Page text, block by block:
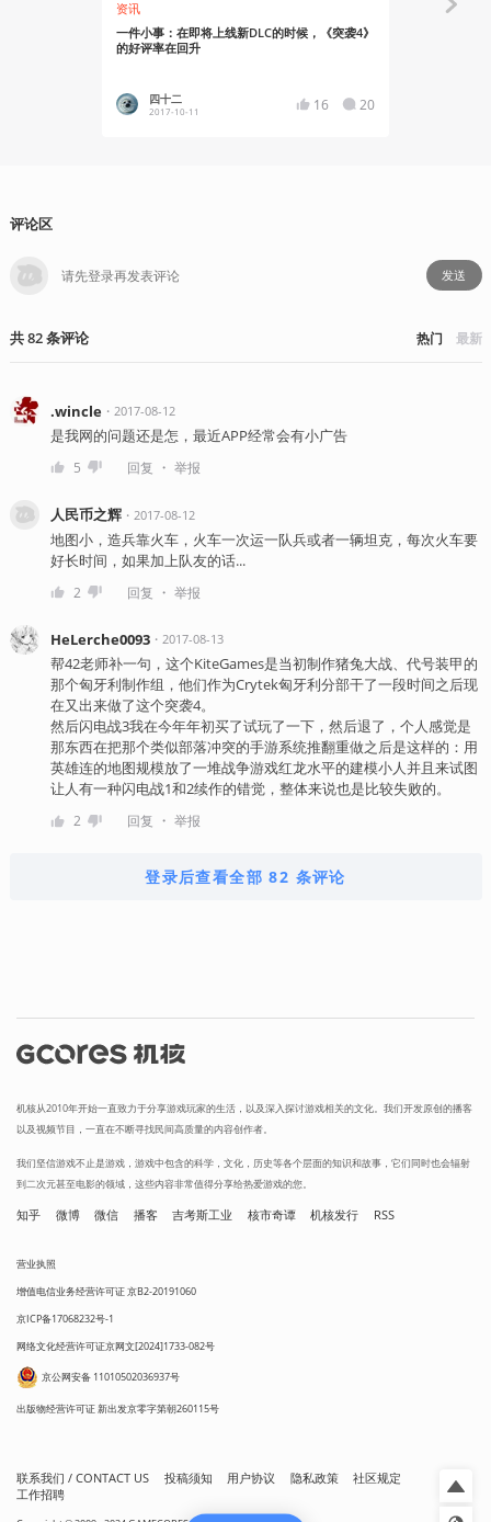
资讯
一件小事：在即将上线新DLC的时候，《突袭4》
的好评率在回升
四十二
2017-10-11 16 20
Gadio News
评论区
发送
共82条评论 热门 最新
.wincle・ 2017-08-12
是我网的问题还是怎，最近APP经常会有小广告
5 回复 ・ 举报
人民币之辉・ 2017-08-12
地图小，造兵靠火车，火车一次运一队兵或者一辆坦克，每次火车要
好长时间，如果加上队友的话...
2 回复 ・ 举报
HeLerche0093・ 2017-08-13
帮42老师补一句，这个KiteGames是当初制作猪兔大战、代号装甲的
那个匈牙利制作组，他们作为Crytek匈牙利分部干了一段时间之后现
在又出来做了这个突袭4。
然后闪电战3我在今年年初买了试玩了一下，然后退了，个人感觉是
那东西在把那个类似部落冲突的手游系统推翻重做之后是这样的：用
英雄连的地图规模放了一堆战争游戏红龙水平的建模小人并且来试图
让人有一种闪电战1和2续作的错觉，整体来说也是比较失败的。
2 回复 ・ 举报
登录后查看全部 82 条评论
机核从2010年开始一直致力于分享游戏玩家的生活，以及深入探讨游戏相关的文化。我们开发原创的播客
以及视频节目，一直在不断寻找民间高质量的内容创作者。
我们坚信游戏不止是游戏，游戏中包含的科学，文化，历史等各个层面的知识和故事，它们同时也会辐射
到二次元甚至电影的领域，这些内容非常值得分享给热爱游戏的您。
知乎 微博 微信 播客 吉考斯工业 核市奇谭 机核发行 RSS
营业执照
增值电信业务经营许可证 京B2-20191060
京ICP备17068232号-1
网络文化经营许可证京网文[2024]1733-082号
京公网安备 11010502036937号
出版物经营许可证 新出发京零字第朝260115号
联系我们 / CONTACT US 投稿须知 用户协议 隐私政策
社区规定
工作招聘